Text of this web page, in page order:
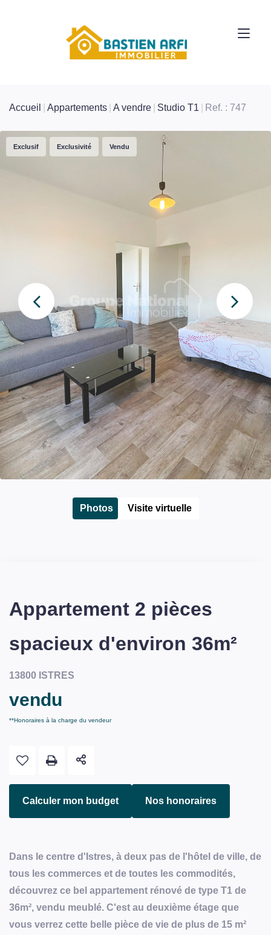
Accueil Appartements A vendre Studio T1 Ref. : 747
Exclusif Exclusivité Vendu
Photos Visite virtuelle
Appartement 2 pièces
spacieux d'environ 36m²
13800 ISTRES
vendu
**Honoraires à la charge du vendeur
Calculer mon budget Nos honoraires
Dans le centre d'Istres, à deux pas de l'hôtel de ville, de
tous les commerces et de toutes les commodités,
découvrez ce bel appartement rénové de type T1 de
36m², vendu meublé. C'est au deuxième étage que
vous verrez cette belle pièce de vie de plus de 15 m²